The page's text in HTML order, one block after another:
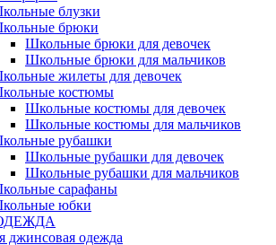
блузки
брюки
Школьные брюки для девочек
Школьные брюки для мальчиков
жилеты для девочек
костюмы
Школьные костюмы для девочек
Школьные костюмы для мальчиков
рубашки
Школьные рубашки для девочек
Школьные рубашки для мальчиков
сарафаны
юбки
джинсовая одежда